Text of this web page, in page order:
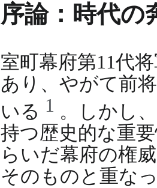
序論：時代の
室町幕府第11代
あり、やがて前
いる 1 。しかし
持つ歴史的な重
らいだ幕府の権
そのものと重な